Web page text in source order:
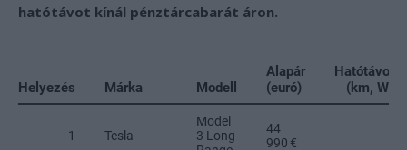
hatótávot kínál pénztárcabarát áron.